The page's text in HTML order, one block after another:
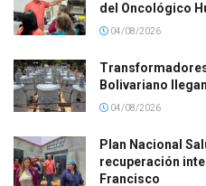
del Oncológico
04/08/2026
Bolivariano
04/08/2026
Plan Nacional
recuperación
Francisco